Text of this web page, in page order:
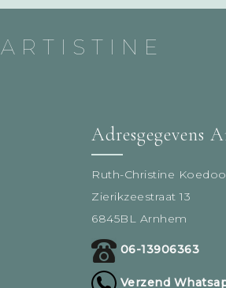
ARTISTINE
Adresgegevens
Ruth-Christine
Zierikzeestraat 13
6845BL Arnhem
06-13906363
Verzend